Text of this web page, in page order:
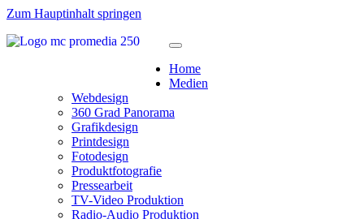
Zum Hauptinhalt springen
Home
Medien
Webdesign
360 Grad Panorama
Grafikdesign
Printdesign
Fotodesign
Produktfotografie
Pressearbeit
TV-Video Produktion
Radio-Audio Produktion